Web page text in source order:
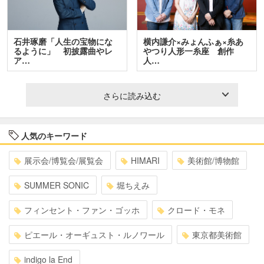
石井琢磨「人生の宝物にな
るように」 初披露曲やレ
ア…
横内謙介×みょんふぁ×糸あ
やつり人形一糸座 創作
人…
さらに読み込む
人気のキーワード
展示会/博覧会/展覧会 HIMARI 美術館/博物館
SUMMER SONIC 堀ちえみ
フィンセント・ファン・ゴッホ クロード・モネ
ピエール・オーギュスト・ルノワール 東京都美術館
indigo la End